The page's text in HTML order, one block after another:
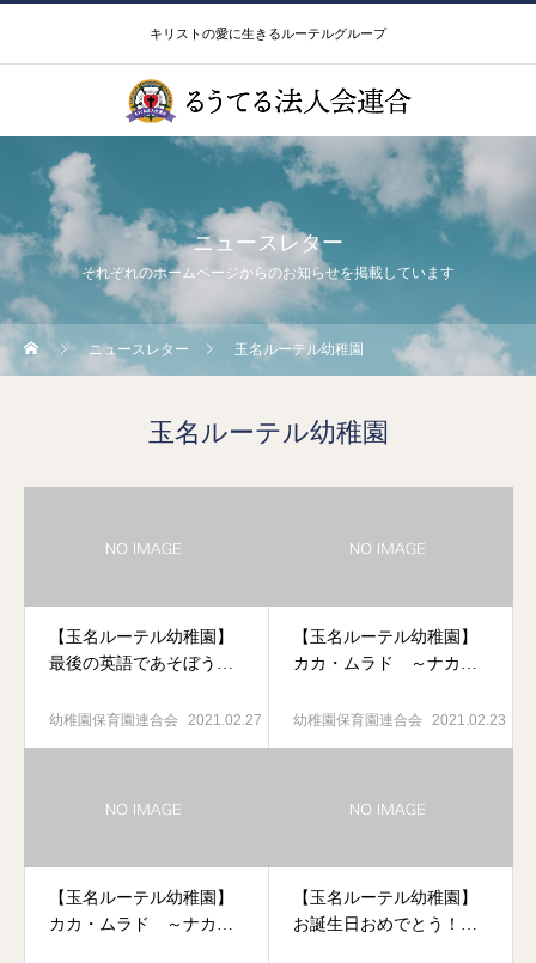
キリストの愛に生きるルーテルグループ
ニュースレター
それぞれのホームページからのお知らせを掲載しています
ニュースレター 玉名ルーテル幼稚園
玉名ルーテル幼稚園
【玉名ルーテル幼稚園】
最後の英語であそぼう！
幼稚園保育園連合会 2021.02.27
【玉名ルーテル幼稚園】
カカ・ムラド ～ナカム
校）
幼稚園保育園連合会 2021.02.23
【玉名ルーテル幼稚園】
カカ・ムラド ～ナカム
【玉名ルーテル幼稚園】
お誕生日おめでとう！